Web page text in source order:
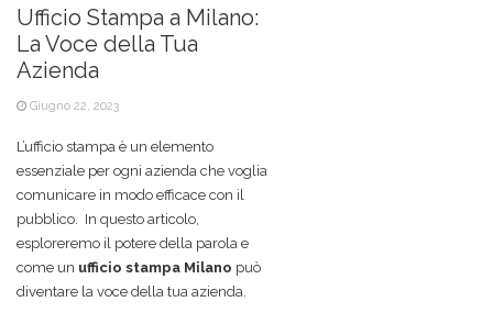
Ufficio Stampa a Milano:
La Voce della Tua
Azienda
Giugno 22, 2023
L’ufficio stampa è un elemento
essenziale per ogni azienda che voglia
comunicare in modo efficace con il
pubblico. In questo articolo,
esploreremo il potere della parola e
come un ufficio stampa Milano può
diventare la voce della tua azienda.